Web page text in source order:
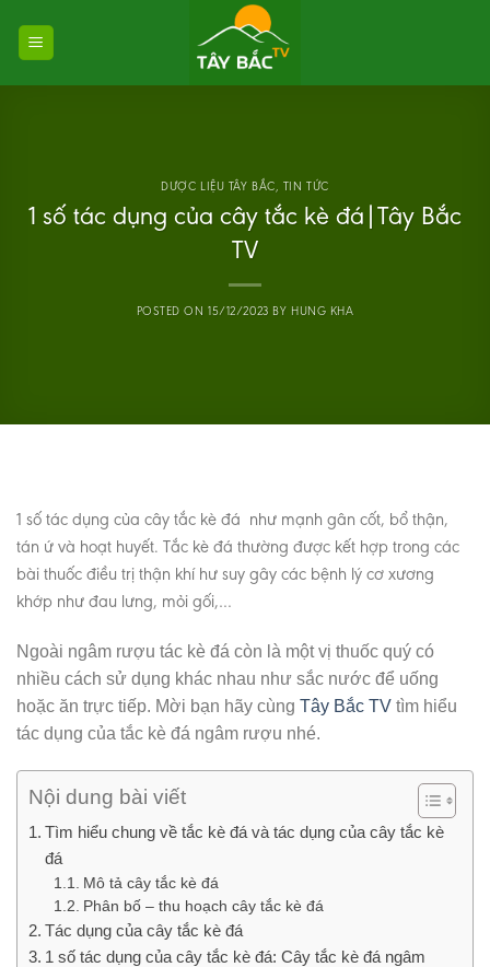
DƯỢC LIỆU TÂY BẮC TIN TỨC
1 số tác dụng của cây tắc kè đá|Tây Bắc
TV
POSTED ON15/12/2023 BY HUNG KHA
1 số tác dụng của cây tắc kè đá như mạnh gân cốt, bổ thận,
tán ứ và hoạt huyết. Tắc kè đá thường được kết hợp trong các
bài thuốc điều trị thận khí hư suy gây các bệnh lý cơ xương
khớp như đau lưng, mỏi gối,…
Ngoài ngâm rượu tác kè đá còn là một vị thuốc quý có
nhiều cách sử dụng khác nhau như sắc nước để uống
hoặc ăn trực tiếp. Mời bạn hãy cùng Tây Bắc TV tìm hiểu
tác dụng của tắc kè đá ngâm rượu nhé.
Nội dung bài viết
Tìm hiểu chung về tắc kè đá và tác dụng của cây tắc kè
đá
Mô tả cây tắc kè đá
Phân bố – thu hoạch cây tắc kè đá
Tác dụng của cây tắc kè đá
1 số tác dụng của cây tắc kè đá: Cây tắc kè đá ngâm